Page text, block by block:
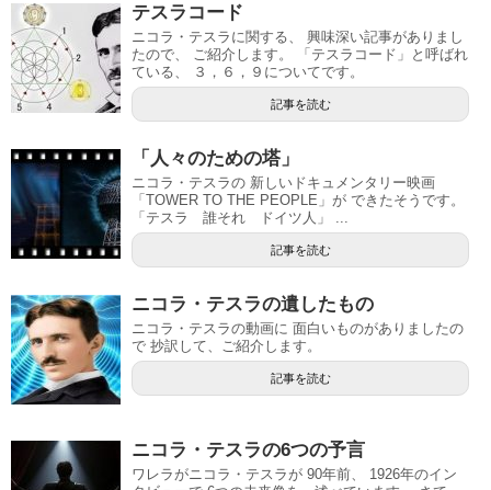
テスラコード
ニコラ・テスラに関する、 興味深い記事がありまし
たので、 ご紹介します。 「テスラコード」と呼ばれ
ている、 ３，６，９についてです。
記事を読む
「人々のための塔」
ニコラ・テスラの 新しいドキュメンタリー映画
「TOWER TO THE PEOPLE」が できたそうです。
「テスラ 誰それ ドイツ人」 ...
記事を読む
ニコラ・テスラの遺したもの
ニコラ・テスラの動画に 面白いものがありましたの
で 抄訳して、ご紹介します。
記事を読む
ニコラ・テスラの6つの予言
ワレラがニコラ・テスラが 90年前、 1926年のイン